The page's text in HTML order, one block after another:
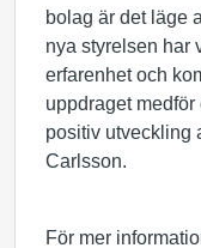
bolag är det läge
nya styrelsen har
erfarenhet och
uppdraget medför
positiv utveckling
Carlsson.
För mer